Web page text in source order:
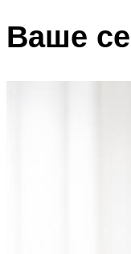
Ваше